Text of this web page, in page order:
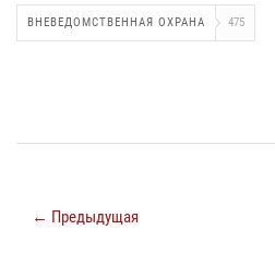
ВНЕВЕДОМСТВЕННАЯ ОХРАНА 475
← Предыдущая